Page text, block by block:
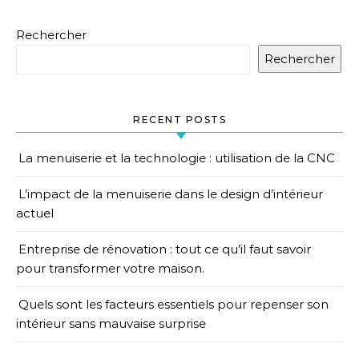
Rechercher
Rechercher
RECENT POSTS
La menuiserie et la technologie : utilisation de la CNC
L’impact de la menuiserie dans le design d’intérieur
actuel
Entreprise de rénovation : tout ce qu’il faut savoir
pour transformer votre maison.
Quels sont les facteurs essentiels pour repenser son
intérieur sans mauvaise surprise